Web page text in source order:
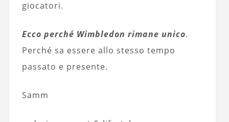
giocatori.
Ecco perché Wimbledon rimane unico.
Perché sa essere allo stesso tempo
passato e presente.
Samm